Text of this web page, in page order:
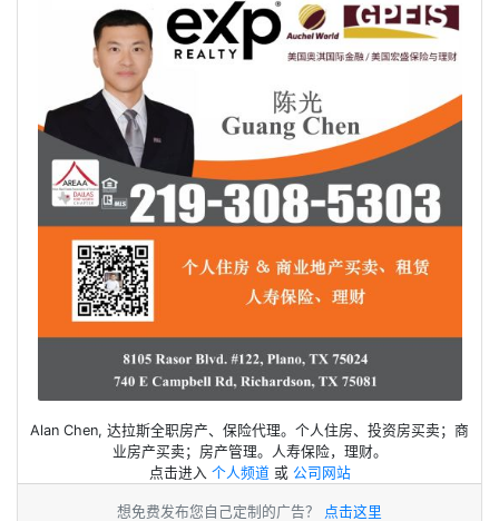
Alan Chen, 达拉斯全职房产、保险代理。个人住房、投资房买卖；商
业房产买卖；房产管理。人寿保险，理财。
点击进入 个人频道 或 公司网站
想免费发布您自己定制的广告？ 点击这里